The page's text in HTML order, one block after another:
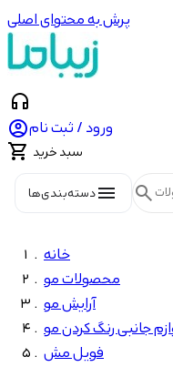
پرش به محتوای اصلی
headphones
ورود / ثبت نام
 سبد خرید
menuدسته‌بندی‌ها search
خانه
محصولات مو
آرایش مو
جانبی رنگ کردن مو
فویل مش